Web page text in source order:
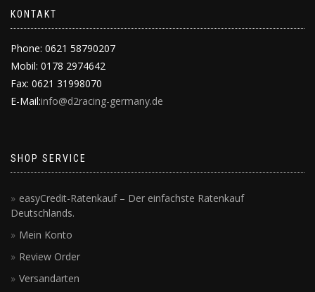
KONTAKT
Phone: 0621 58790207
Mobil: 0178 2974642
Fax: 0621 31998070
E-Mail:info@d2racing-germany.de
SHOP SERVICE
easyCredit-Ratenkauf – Der einfachste Ratenkauf
Deutschlands.
Mein Konto
Review Order
Versandarten